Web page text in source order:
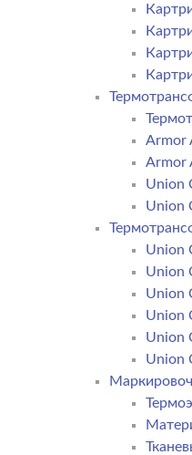
Armor
Armor
Union
Union
Union
Union
Union
Union
Union
Union